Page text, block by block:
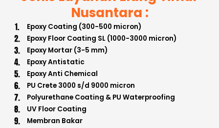
Nusantara :
Epoxy Coating (300-500 micron)
Epoxy Floor Coating SL (1000-3000 micron)
Epoxy Mortar (3-5 mm)
Epoxy Antistatic
Epoxy Anti Chemical
PU Crete 3000 s/d 9000 micron
Polyurethane Coating & PU Waterproofing
UV Floor Coating
Membran Bakar